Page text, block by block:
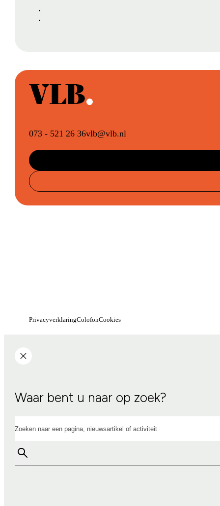
073 - 521 26 36vlb@vlb.nl
PrivacyverklaringColofonCookies
Waar bent u naar op zoek?